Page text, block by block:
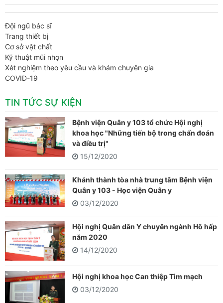
Đội ngũ bác sĩ
Trang thiết bị
Cơ sở vật chất
Kỹ thuật mũi nhọn
Xét nghiệm theo yêu cầu và khám chuyên gia
COVID-19
TIN TỨC SỰ KIỆN
Bệnh viện Quân y 103 tổ chức Hội nghị
khoa học "Những tiến bộ trong chẩn đoán
và điều trị"
15/12/2020
Khánh thành tòa nhà trung tâm Bệnh viện
Quân y 103 - Học viện Quân y
03/12/2020
Hội nghị Quân dân Y chuyên ngành Hô hấp
năm 2020
14/12/2020
Hội nghị khoa học Can thiệp Tim mạch
03/12/2020